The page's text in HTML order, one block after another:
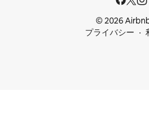
© 2026
プライバシー